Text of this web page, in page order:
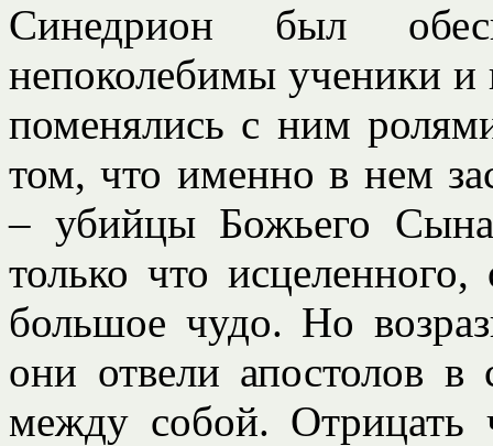
Синедрион был
непоколебимы ученики и
поменялись с ним
том, что именно в нем
– убийцы Божьего
только что
большое чудо. Но
они отвели апостолов в
между собой.